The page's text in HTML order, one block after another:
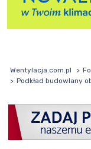
Wentylacja.com.pl
Podkład budowlany